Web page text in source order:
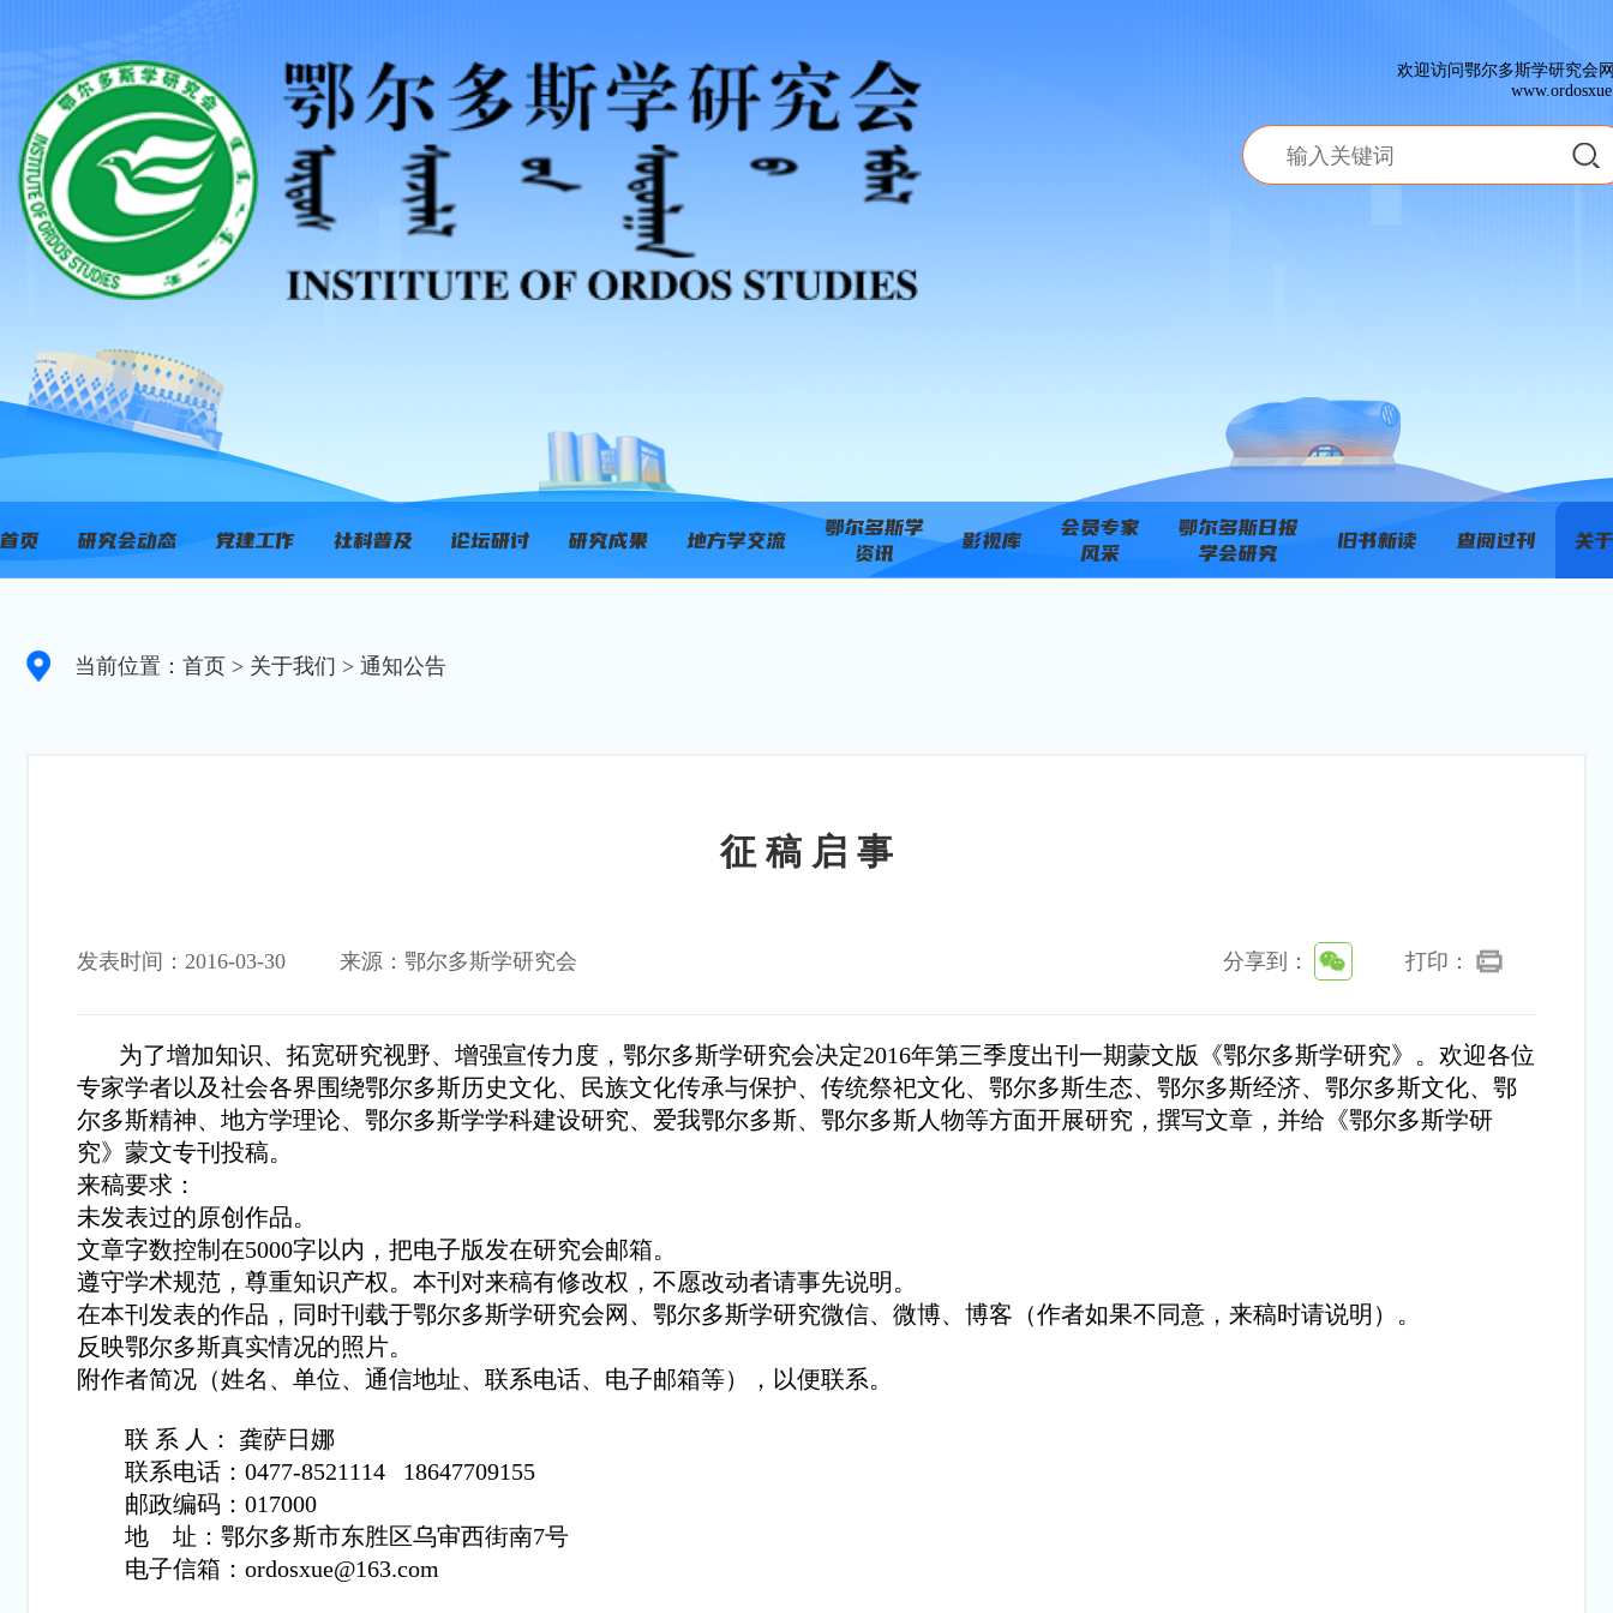
欢迎访问鄂尔多斯学研究会
当前位置：首页 > 关于我们 > 通知公告
征 稿 启 事
发表时间：2016-03-30 来源：鄂尔多斯学研究会 分享到： 打印：
为了增加知识、拓宽研究视野、增强宣传力度，鄂尔多斯学研究会决定2016年第三季度出刊一期蒙文版《鄂尔多斯学研究》。欢迎各位
专家学者以及社会各界围绕鄂尔多斯历史文化、民族文化传承与保护、传统祭祀文化、鄂尔多斯生态、鄂尔多斯经济、鄂尔多斯文化、鄂
尔多斯精神、地方学理论、鄂尔多斯学学科建设研究、爱我鄂尔多斯、鄂尔多斯人物等方面开展研究，撰写文章，并给《鄂尔多斯学研
究》蒙文专刊投稿。
来稿要求：
未发表过的原创作品。
文章字数控制在5000字以内，把电子版发在研究会邮箱。
遵守学术规范，尊重知识产权。本刊对来稿有修改权，不愿改动者请事先说明。
在本刊发表的作品，同时刊载于鄂尔多斯学研究会网、鄂尔多斯学研究微信、微博、博客（作者如果不同意，来稿时请说明）。
反映鄂尔多斯真实情况的照片。
附作者简况（姓名、单位、通信地址、联系电话、电子邮箱等），以便联系。
联 系 人： 龚萨日娜
联系电话：0477-8521114 18647709155
邮政编码：017000
地 址：鄂尔多斯市东胜区乌审西街南7号
电子信箱：ordosxue@163.com